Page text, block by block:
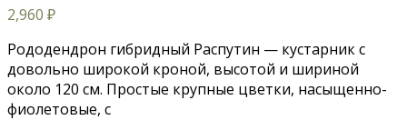
2,960 ₽
Рододендрон гибридный Распутин — кустарник с
довольно широкой кроной, высотой и шириной
около 120 см. Простые крупные цветки, насыщенно-
фиолетовые, с